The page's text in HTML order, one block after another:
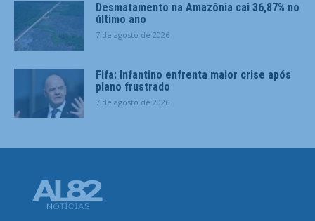
Desmatamento na Amazônia cai 36,87% no
último ano
7 de agosto de 2026
Fifa: Infantino enfrenta maior crise após
plano frustrado
7 de agosto de 2026